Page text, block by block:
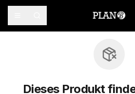
Dieses Produkt